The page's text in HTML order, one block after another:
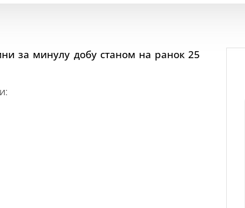
за минулу добу станом на ранок 25